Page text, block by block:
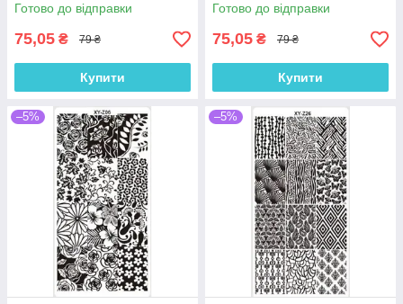
Готово до відправки
75,05 ₴ 79 ₴
Купити
Готово до відправки
75,05 ₴ 79 ₴
Купити
–5% –5%